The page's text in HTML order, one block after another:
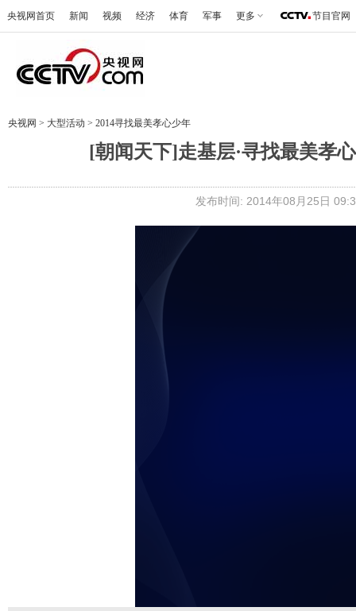
央视网首页 新闻 视频 经济 体育 军事 更多 节目官网
央视网 > 大型活动 > 2014寻找最美孝心少年
[朝闻天下]走基层·寻找最美孝
发布时间: 2014年08月25日